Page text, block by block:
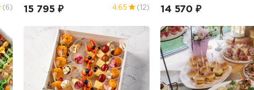
(6) 15 795 ₽ 4.65 (12) 14 570 ₽